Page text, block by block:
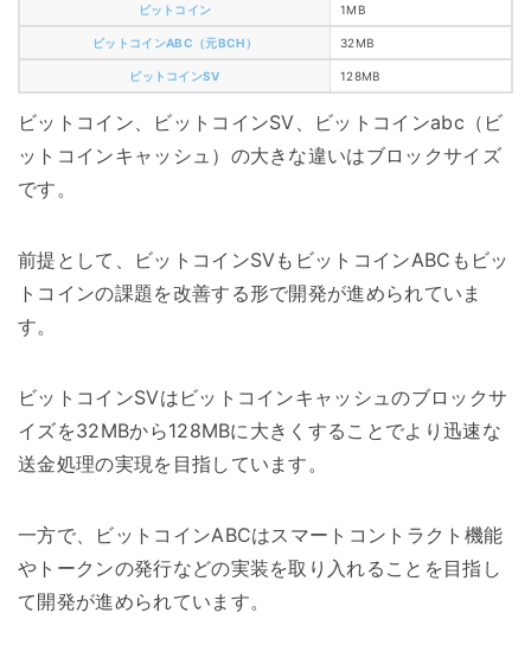
ビットコイン 1MB
ビットコインABC（元BCH） 32MB
ビットコインSV 128MB
ビットコイン、ビットコインSV、ビットコインabc（ビ
ットコインキャッシュ）の大きな違いはブロックサイズ
です。
前提として、ビットコインSVもビットコインABCもビッ
トコインの課題を改善する形で開発が進められていま
す。
ビットコインSVはビットコインキャッシュのブロックサ
イズを32MBから128MBに大きくすることでより迅速な
送金処理の実現を目指しています。
一方で、ビットコインABCはスマートコントラクト機能
やトークンの発行などの実装を取り入れることを目指し
て開発が進められています。